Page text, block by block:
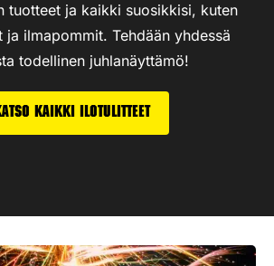
tuotteet ja kaikki suosikkisi, kuten
ja ilmapommit. Tehdään yhdessä
todellinen juhlanäyttämö!
kaikki ilotulitteet